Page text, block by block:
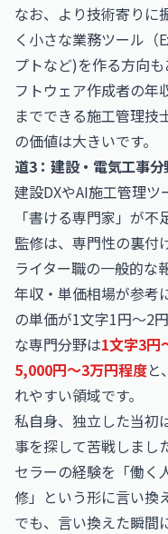
なお、より技術寄りに
く小さな業務ツール（
プトなど)を作る方向
フトウェア作成者の年
までできる施工管理技
の価値は大きいです。
道3：建設・電気工事
建設DXやAI施工管理
「書ける専門家」が
監修は、専門性の裏付
ライター職の一般的な
年収・単価相場が参考
の単価が1文字1円〜2
な専門分野は1文字3円
5,000円〜3万円程度と
れやすい領域です。
私自身、独立した当初
事を探して苦戦しまし
セラーの経験を「働く
修」という形に言い換
でも、言い換えた瞬間